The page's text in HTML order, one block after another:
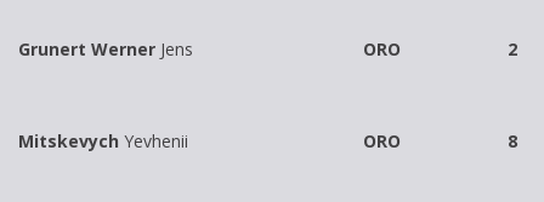
Grunert Werner Jens ORO 2
Mitskevych Yevhenii ORO 8